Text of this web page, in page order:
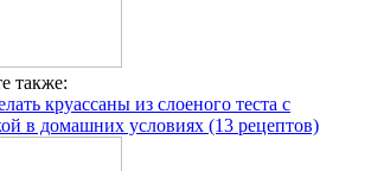
также:
круассаны из слоеного теста с
в домашних условиях (13 рецептов)